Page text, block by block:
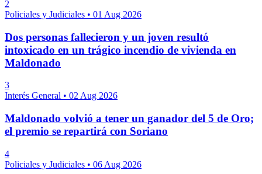
2
Policiales y Judiciales • 01 Aug 2026
Dos personas fallecieron y un joven resultó
intoxicado en un trágico incendio de vivienda en
Maldonado
3
Interés General • 02 Aug 2026
Maldonado volvió a tener un ganador del 5 de Oro;
el premio se repartirá con Soriano
4
Policiales y Judiciales • 06 Aug 2026